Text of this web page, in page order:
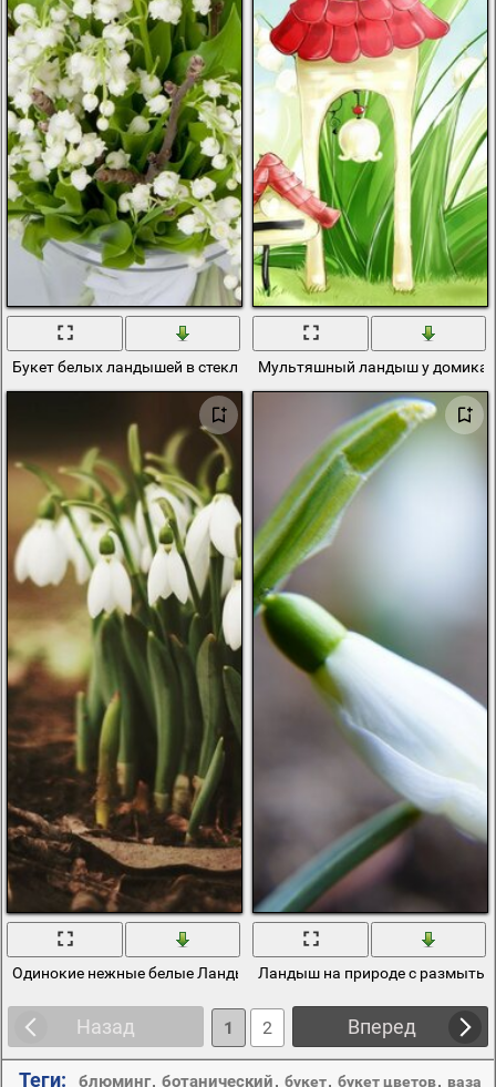
Букет белых ландышей в стеклянной вазеМультяшный ландыш у домика
Одинокие нежные белые ЛандышиЛандыш на природе с
Назад Вперед
1 2
Теги: блюминг, ботанический, букет, букет цветов, ваза